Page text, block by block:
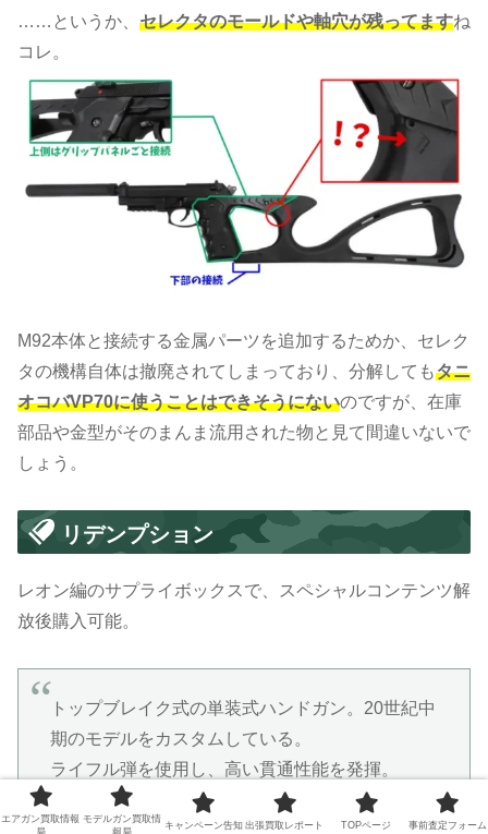
……というか、 セレクタのモールドや軸穴が残ってますね
コレ。
M92本体と接続する金属パーツを追加するためか、セレク
タの機構自体は撤廃されてしまっており、分解してもタニ
オコバVP70に使うことはできそうにないのですが、在庫
部品や金型がそのまんま流用された物と見て間違いないで
しょう。
リデンプション
レオン編のサプライボックスで、スペシャルコンテンツ解
放後購入可能。
トップブレイク式の単装式ハンドガン。20世紀中
期のモデルをカスタムしている。
ライフル弾を使用し、高い貫通性能を発揮。
エアガン買取情報
局
モデルガン買取情
報局
キャンペーン告知 出張買取レポート TOPページ 事前査定フォーム